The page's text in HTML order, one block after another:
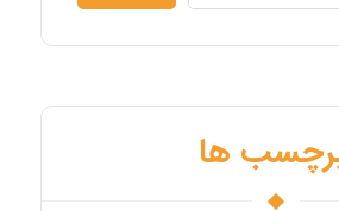
ها